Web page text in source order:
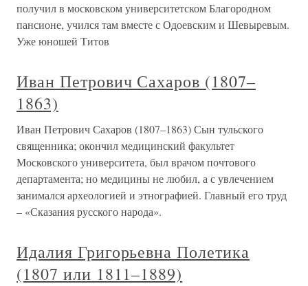
получил в московском университетском Благородном
пансионе, учился там вместе с Одоевским и Шевыревым.
Уже юношей Титов
Иван Петрович Сахаров (1807–
1863)
Иван Петрович Сахаров (1807–1863) Сын тульского
священника; окончил медицинский факультет
Московского университета, был врачом почтового
департамента; но медицины не любил, а с увлечением
занимался археологией и этнографией. Главный его труд
– «Сказания русского народа».
Идалия Григорьевна Полетика
(1807 или 1811–1889)